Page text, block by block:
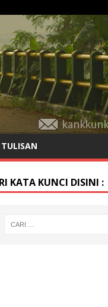
KATA KUNCI DISINI :